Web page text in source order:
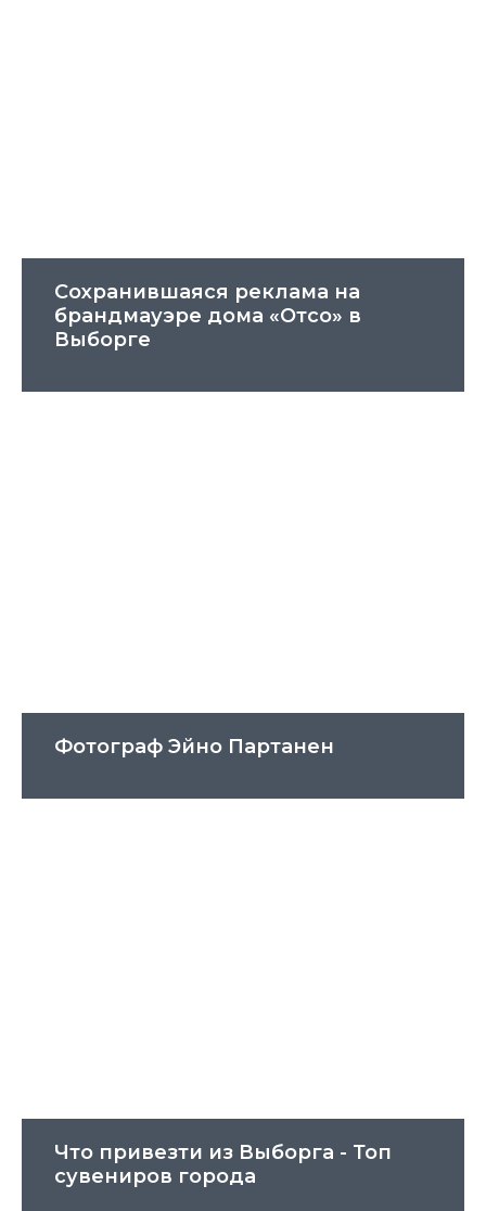
Сохранившаяся реклама на
брандмауэре дома «Отсо» в
Выборге
Фотограф Эйно Партанен
Что привезти из Выборга - Топ
сувениров города